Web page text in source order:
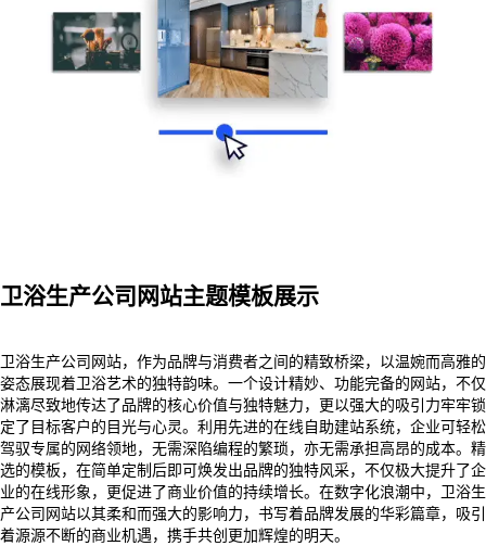
卫浴生产公司网站主题模板展示
卫浴生产公司网站，作为品牌与消费者之间的精致桥梁，以温婉而高雅的
姿态展现着卫浴艺术的独特韵味。一个设计精妙、功能完备的网站，不仅
淋漓尽致地传达了品牌的核心价值与独特魅力，更以强大的吸引力牢牢锁
定了目标客户的目光与心灵。利用先进的在线自助建站系统，企业可轻松
驾驭专属的网络领地，无需深陷编程的繁琐，亦无需承担高昂的成本。精
选的模板，在简单定制后即可焕发出品牌的独特风采，不仅极大提升了企
业的在线形象，更促进了商业价值的持续增长。在数字化浪潮中，卫浴生
产公司网站以其柔和而强大的影响力，书写着品牌发展的华彩篇章，吸引
着源源不断的商业机遇，携手共创更加辉煌的明天。